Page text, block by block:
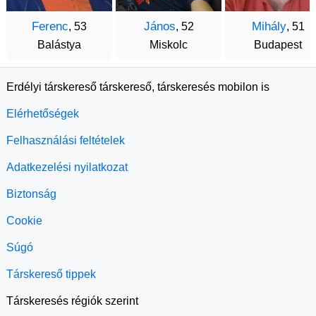
Ferenc, 53
Balástya
János, 52
Miskolc
Mihály, 51
Budapest
Erdélyi társkereső társkereső, társkeresés mobilon is
Elérhetőségek
Felhasználási feltételek
Adatkezelési nyilatkozat
Biztonság
Cookie
Súgó
Társkereső tippek
Társkeresés régiók szerint